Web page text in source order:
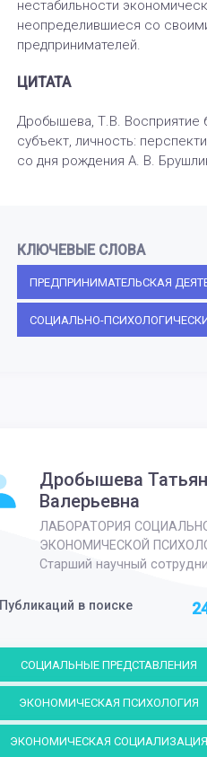
нестабильности
неопределившиеся со
предпринимателей.
ЦИТАТА
Дробышева, Т.В. Восприятие
субъект, личность:
со дня рождения А. В.
КЛЮЧЕВЫЕ СЛОВА
ПРЕДПРИНИМАТЕЛЬСКАЯ
СОЦИАЛЬНО-
Дробышева
Валерьевна
ЛАБОРАТОРИЯ
ЭКОНОМИЧЕСКОЙ
Старший научный
Публикаций в поиске
СОЦИАЛЬНЫЕ ПРЕДСТАВЛЕНИЯ
ЭКОНОМИЧЕСКАЯ ПСИХОЛОГИЯ
ЭКОНОМИЧЕСКАЯ СОЦИАЛИЗАЦИЯ